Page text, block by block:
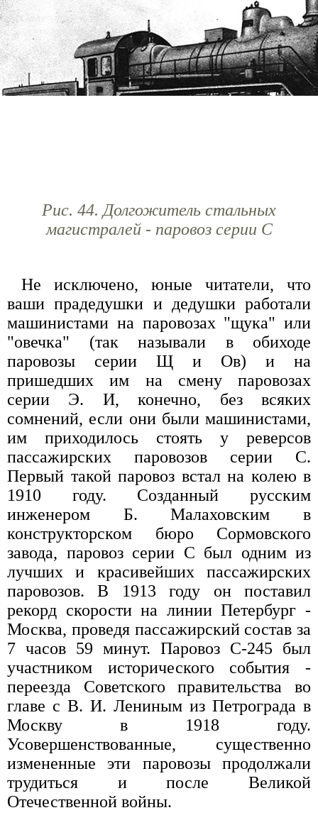
Рис. 44. Долгожитель стальных
магистралей - паровоз серии С
Не исключено, юные читатели, что
ваши прадедушки и дедушки работали
машинистами на паровозах "щука" или
"овечка" (так называли в обиходе
паровозы серии Щ и Ов) и на
пришедших им на смену паровозах
серии Э. И, конечно, без всяких
сомнений, если они были машинистами,
им приходилось стоять у реверсов
пассажирских паровозов серии С.
Первый такой паровоз встал на колею в
1910 году. Созданный русским
инженером Б. Малаховским в
конструкторском бюро Сормовского
завода, паровоз серии С был одним из
лучших и красивейших пассажирских
паровозов. В 1913 году он поставил
рекорд скорости на линии Петербург -
Москва, проведя пассажирский состав за
7 часов 59 минут. Паровоз С-245 был
участником исторического события -
переезда Советского правительства во
главе с В. И. Лениным из Петрограда в
Москву в 1918 году.
Усовершенствованные, существенно
измененные эти паровозы продолжали
трудиться и после Великой
Отечественной войны.